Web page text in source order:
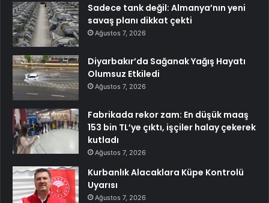
Sadece tank değil: Almanya’nın yeni
savaş planı dikkat çekti
Ağustos 7, 2026
Diyarbakır’da Sağanak Yağış Hayatı
Olumsuz Etkiledi
Ağustos 7, 2026
Fabrikada rekor zam: En düşük maaş
153 bin TL’ye çıktı, işçiler halay çekerek
kutladı
Ağustos 7, 2026
Kurbanlık Alacaklara Küpe Kontrolü
Uyarısı
Ağustos 7, 2026